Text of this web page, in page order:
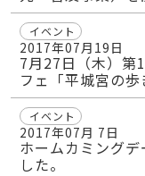
イベント
2017年07月19日
7月27日（木）第
フェ「平城宮の歩
イベント
2017年07月 7日
ホームカミング
した。